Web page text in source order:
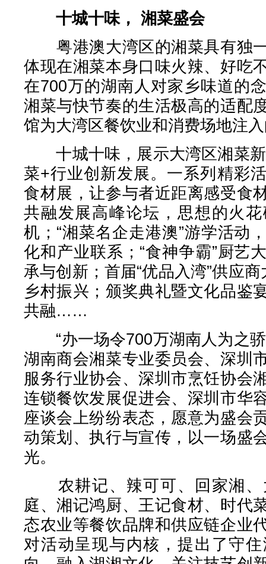
十城十味， 湘菜盛会
粤港澳大湾区的湘菜具有独
体现在湘菜本身口味火辣、好吃
在700万的湖南人对家乡味道的
湘菜与快节奏的生活极高的适配
馆为大湾区餐饮业和消费场地注
十城十味，展示大湾区湘菜新
菜+行业创新发展。一系列精彩
食材展，让参与者近距离感受食
共融发展高峰论坛，思想的火
机；“湘菜名企走港澳”游学活动
化和产业联系；“食神争霸”厨艺
承与创新；首届“优品入湾”供应
乡村振兴；颁奖典礼暨文化品鉴
共融……
“办一场令700万湖南人为之骄
湖南商会湘菜专业委员会、深圳
服务行业协会、深圳市烹饪协会
连锁餐饮发展促进会、深圳市华
座谈会上纷纷表态，愿意为盛会
动策划、执行与宣传，以一场盛
光。
农耕记、辣可可、回家湘、
庭、湘记鸿厨、王记食材、时代
态农业等餐饮品牌和供应链企业
对活动呈现与内核，提出了守